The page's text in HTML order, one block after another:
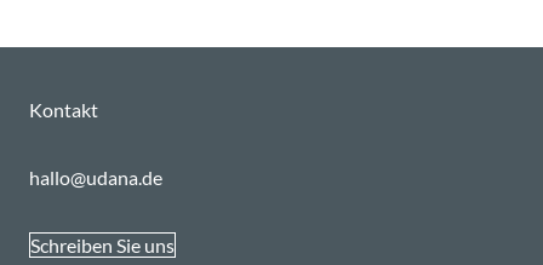
Kontakt
hallo@udana.de
Schreiben Sie uns